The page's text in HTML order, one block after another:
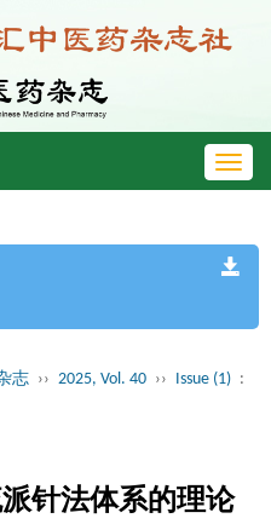
志 ›› 2025, Vol. 40 ›› Issue (1) :
针法体系的理论